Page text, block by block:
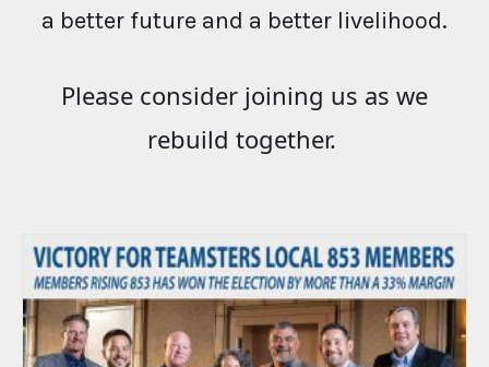
a better future and a better livelihood.
Please consider joining us as we
rebuild together.